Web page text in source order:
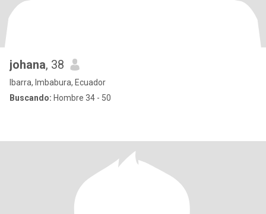
johana, 38
Ibarra, Imbabura, Ecuador
Buscando: Hombre 34 - 50